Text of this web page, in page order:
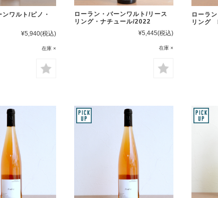
ワルト/ピノ・
¥5,940(税込)
在庫 ×
ローラン・バーンワルト/リース
リング・ナチュール/2022
¥5,445(税込)
在庫 ×
ローラ
リング